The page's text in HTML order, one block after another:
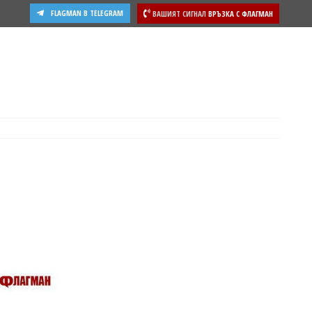
ВАШИЯТ СИГНАЛ ВРЪЗКА С ФЛАГМАН
FLAGMAN В TELEGRAM